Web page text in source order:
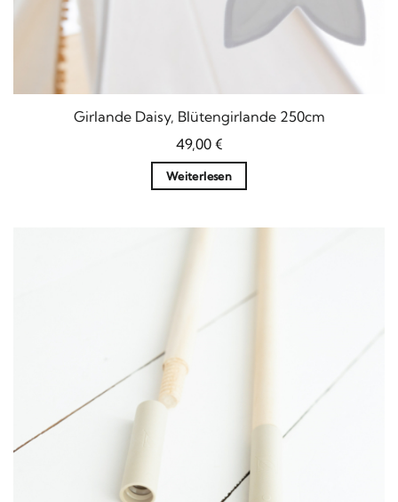
Girlande Daisy, Blütengirlande 250cm
49,00 €
Weiterlesen